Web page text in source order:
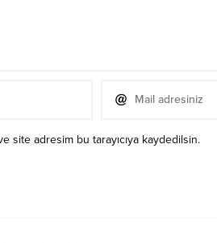
site adresim bu tarayıcıya kaydedilsin.